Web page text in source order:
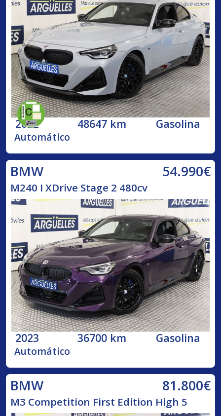
2022 48647 km Gasolina
Automático
BMW 54.990€
M240 I XDrive Stage 2 480cv
2023 36700 km Gasolina
Automático
BMW 81.800€
M3 Competition First Edition High 5